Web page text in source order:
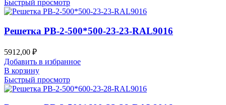
Быстрый просмотр
Решетка РВ-2-500*500-23-23-RAL9016
5912,00 ₽
Добавить в избранное
В корзину
Быстрый просмотр